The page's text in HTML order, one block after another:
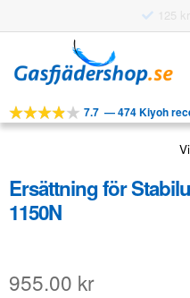
till
navigering
till
innehåll
VERKTYG
APPLIKATIONER
KUNDSERVICE
7.7 —474 Kiyoh
Ersättning för
1150N
955.00 kr